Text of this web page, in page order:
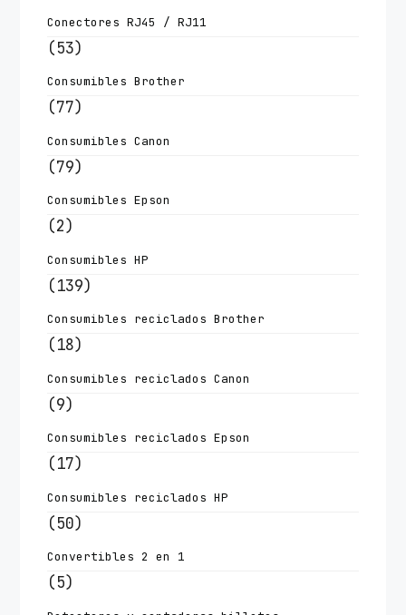
Conectores RJ45 / RJ11
(53)
Consumibles Brother
(77)
Consumibles Canon
(79)
Consumibles Epson
(2)
Consumibles HP
(139)
Consumibles reciclados Brother
(18)
Consumibles reciclados Canon
(9)
Consumibles reciclados Epson
(17)
Consumibles reciclados HP
(50)
Convertibles 2 en 1
(5)